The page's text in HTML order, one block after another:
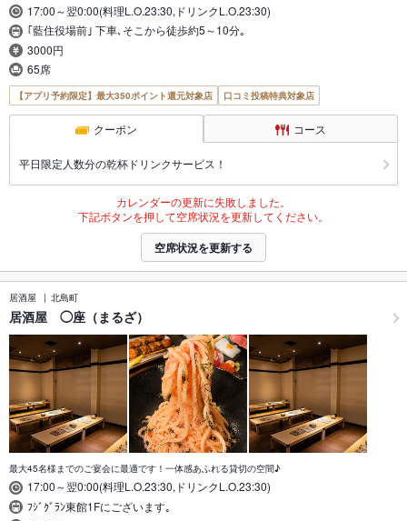
17:00～翌0:00(料理L.O.23:30,ドリンクL.O.23:30)
｢藍住役場前｣ 下車､そこから徒歩約5～10分｡
3000円
65席
【アプリ予約限定】最大350ポイント還元対象店 口コミ投稿特典対象店
クーポン コース
平日限定人数分の乾杯ドリンクサービス！
カレンダーの更新に失敗しました。
下記ボタンを押して空席状況を更新してください。
空席状況を更新する
居酒屋 北島町
居酒屋 ◯座（まるざ）
最大45名様までのご宴会に最適です！一体感あふれる貸切の空間♪
17:00～翌0:00(料理L.O.23:30,ドリンクL.O.23:30)
ﾌｼﾞｸﾞﾗﾝ東館1Fにございます｡